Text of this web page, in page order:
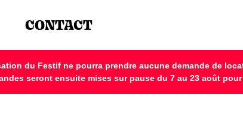
CONTACT
du Festif ne pourra prendre aucune demande de
seront ensuite mises sur pause du 7 au 23 août